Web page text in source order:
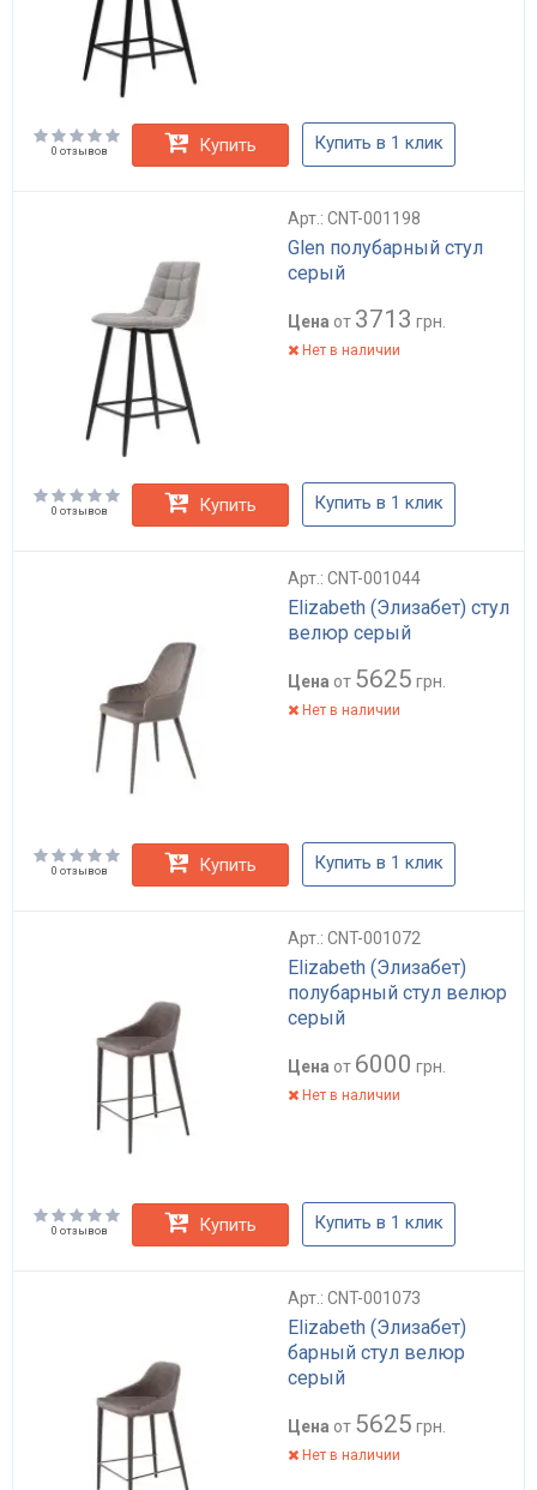
0 отзывов Купить Купить в 1 клик
Арт.: CNT-001198
Glen полубарный стул
серый
Цена от 3713 грн.
Нет в наличии
0 отзывов Купить Купить в 1 клик
Арт.: CNT-001044
Elizabeth (Элизабет) стул
велюр серый
Цена от 5625 грн.
Нет в наличии
0 отзывов Купить Купить в 1 клик
Арт.: CNT-001072
Elizabeth (Элизабет)
полубарный стул велюр
серый
Цена от 6000 грн.
Нет в наличии
0 отзывов Купить Купить в 1 клик
Арт.: CNT-001073
Elizabeth (Элизабет)
барный стул велюр
серый
Цена от 5625 грн.
Нет в наличии